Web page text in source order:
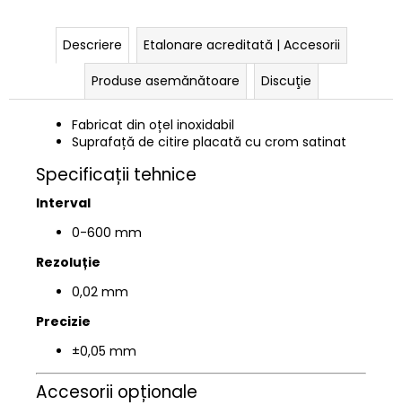
Descriere
Etalonare acreditată | Accesorii
Produse asemănătoare
Discuţie
Fabricat din oțel inoxidabil
Suprafață de citire placată cu crom satinat
Specificații tehnice
Interval
0-600 mm
Rezoluție
0,02 mm
Precizie
±0,05 mm
Accesorii opționale